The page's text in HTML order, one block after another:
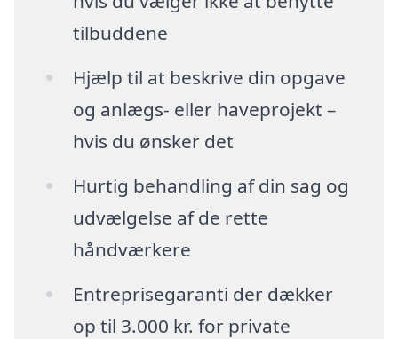
tilbuddene
Hjælp til at beskrive din opgave
og anlægs- eller haveprojekt –
hvis du ønsker det
Hurtig behandling af din sag og
udvælgelse af de rette
håndværkere
Entreprisegaranti der dækker
op til 3.000 kr. for private